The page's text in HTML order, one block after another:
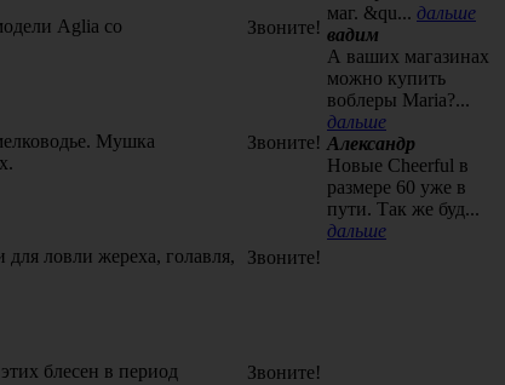
Aglia со
Звоните!
Мушка
Звоните!
ловли жереха, голавля,
Звоните!
блесен в период
Звоните!
маг. &qu... дальше
вадим
А ваших магазинах
можно купить
воблеры Maria?...
дальше
Александр
Новые Cheerful в
размере 60 уже в
пути. Так же буд...
дальше